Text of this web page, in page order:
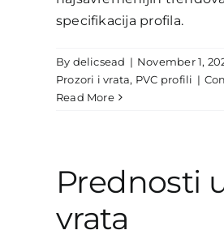
specifikacija profila.
By delicsead | November 1,
Prozori i vrata, PVC profili |
Read More
Prednosti
vrata